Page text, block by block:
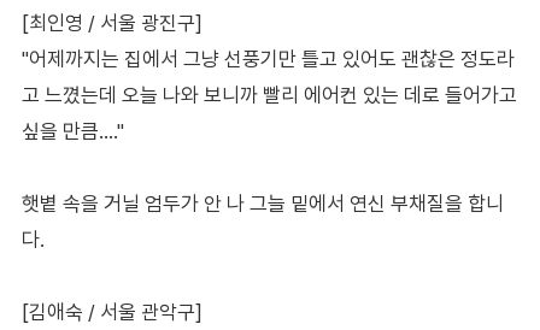
[최인영 / 서울 광진구]
"어제까지는 집에서 그냥 선풍기만 틀고 있어도 괜찮은 정도라
고 느꼈는데 오늘 나와 보니까 빨리 에어컨 있는 데로 들어가고
싶을 만큼…."
햇볕 속을 거닐 엄두가 안 나 그늘 밑에서 연신 부채질을 합니
다.
[김애숙 / 서울 관악구]